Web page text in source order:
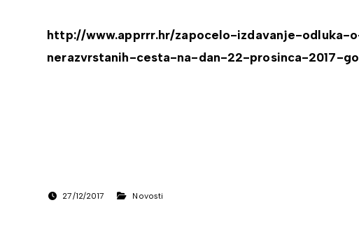
http://www.apprrr.hr/zapocelo-izdavanje-
nerazvrstanih-cesta-na-dan-22-prosinca-2017-
27/12/2017 Novosti